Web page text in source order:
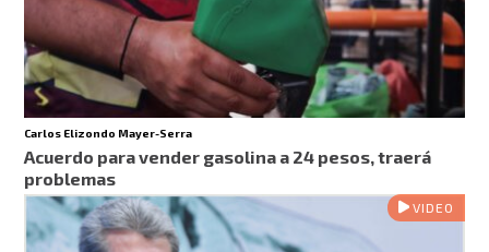
Carlos Elizondo Mayer-Serra
Acuerdo para vender gasolina a 24 pesos, traerá
problemas
VIDEO